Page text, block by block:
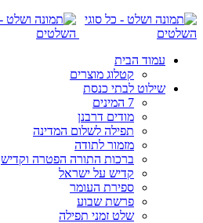
עמוד הבית
קטלוג מוצרים
שילוט לבתי כנסת
7 המינים
מודים דרבנן
תפילה לשלום המדינה
מזמור לתודה
ברכות התורה הפטרה וקדיש
קדיש על ישראל
ספירת העומר
פרשת שבוע
שלט זמני תפילה